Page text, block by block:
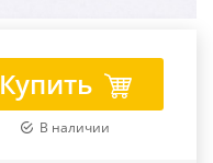
Купить
В наличии